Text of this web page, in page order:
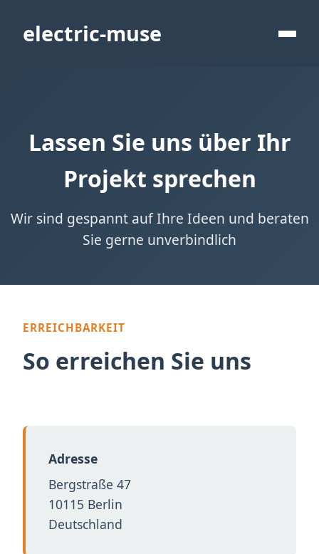
electric-muse
Lassen Sie uns über Ihr
Projekt sprechen
Wir sind gespannt auf Ihre Ideen und beraten
Sie gerne unverbindlich
ERREICHBARKEIT
So erreichen Sie uns
Adresse
Bergstraße 47
10115 Berlin
Deutschland